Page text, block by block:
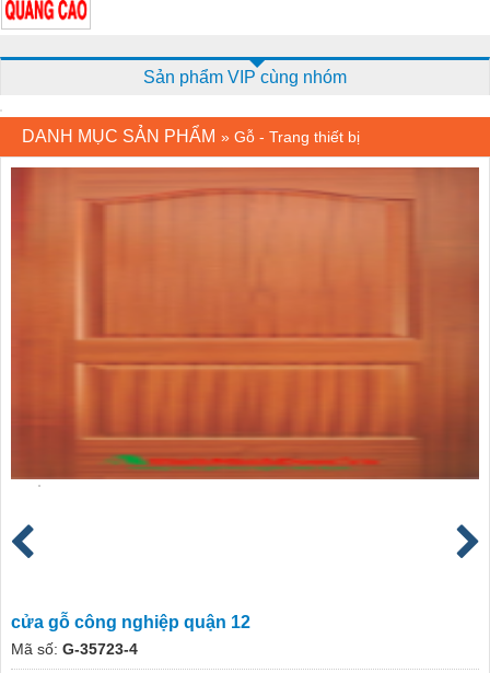
Sản phẩm VIP cùng nhóm
DANH MỤC SẢN PHẨM » Gỗ - Trang thiết bị
cửa gỗ công nghiệp quận 12
Mã số: G-35723-4